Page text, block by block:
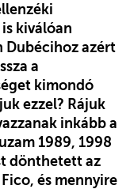
kiválóan
Dubécihoz azért
a
kimondó
ezzel? Rájuk
inkább a
1989, 1998
dönthetett az
és mennyire